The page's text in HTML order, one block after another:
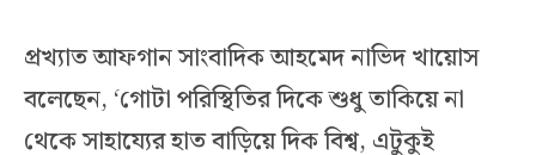
প্রখ্যাত আফগান সাংবাদিক আহমেদ নাভিদ খায়োস
বলেছেন, ‘গোটা পরিস্থিতির দিকে শুধু তাকিয়ে না
থেকে সাহায্যের হাত বাড়িয়ে দিক বিশ্ব, এটুকুই